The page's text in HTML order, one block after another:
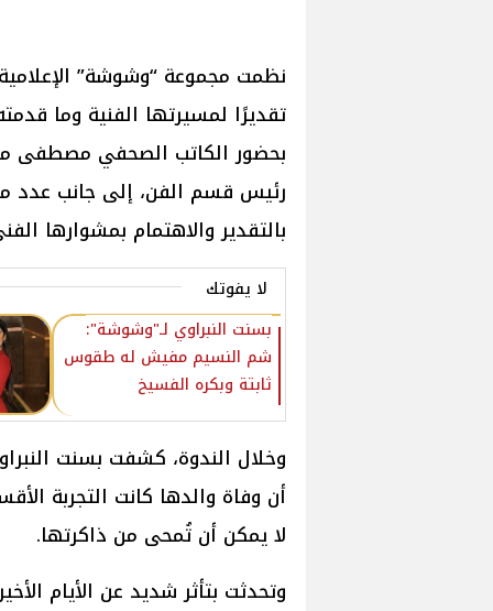
نظمت مجموعة “وشوشة” الإعلامية
تقديرًا لمسيرتها الفنية وما
بحضور الكاتب الصحفي مصطفى
رئيس قسم الفن، إلى جانب عدد
بالتقدير والاهتمام بمشوارها
لا يفوتك
بسنت النبراوي لـ"وشوشة":
شم النسيم مفيش له طقوس
ثابتة وبكره الفسيخ
وخلال الندوة، كشفت بسنت
أن وفاة والدها كانت التجربة
لا يمكن أن تُمحى من ذاكرتها.
وتحدثت بتأثر شديد عن الأيام